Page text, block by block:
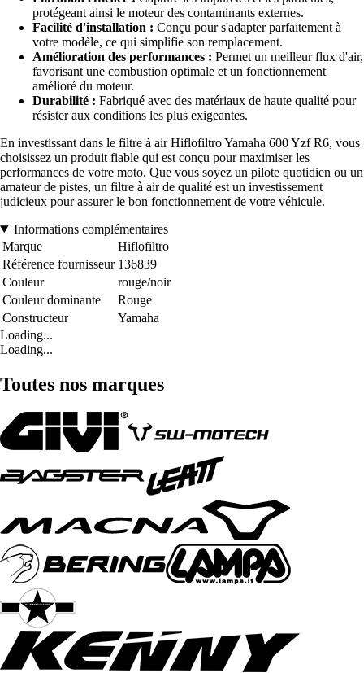
protégeant ainsi le moteur des contaminants externes.
Facilité d'installation : Conçu pour s'adapter parfaitement à
votre modèle, ce qui simplifie son remplacement.
Amélioration des performances : Permet un meilleur flux d'air,
favorisant une combustion optimale et un fonctionnement
amélioré du moteur.
Durabilité : Fabriqué avec des matériaux de haute qualité pour
résister aux conditions les plus exigeantes.
En investissant dans le filtre à air Hiflofiltro Yamaha 600 Yzf R6, vous
choisissez un produit fiable qui est conçu pour maximiser les
performances de votre moto. Que vous soyez un pilote quotidien ou un
amateur de pistes, un filtre à air de qualité est un investissement
judicieux pour assurer le bon fonctionnement de votre véhicule.
Informations complémentaires
Marque
Hiflofiltro
Référence fournisseur 136839
Couleur
rouge/noir
Couleur dominante
Rouge
Constructeur
Yamaha
Loading...
Loading...
Toutes nos marques